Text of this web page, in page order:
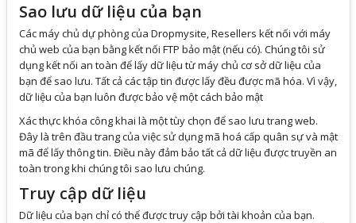
Sao lưu dữ liệu của bạn
Các máy chủ dự phòng của Dropmysite, Resellers kết nối với máy
chủ web của bạn bằng kết nối FTP bảo mật (nếu có). Chúng tôi sử
dụng kết nối an toàn để lấy dữ liệu từ máy chủ cơ sở dữ liệu của
bạn để sao lưu. Tất cả các tập tin được lấy đều được mã hóa. Vì vậy,
dữ liệu của bạn luôn được bảo vệ một cách bảo mật
Xác thực khóa công khai là một tùy chọn để sao lưu trang web.
Đây là trên đầu trang của việc sử dụng mã hoá cấp quân sự và mật
mã để lấy thông tin. Điều này đảm bảo tất cả dữ liệu được truyền an
toàn trong khi chúng tôi sao lưu chúng.
Truy cập dữ liệu
Dữ liệu của bạn chỉ có thể được truy cập bởi tài khoản của bạn.